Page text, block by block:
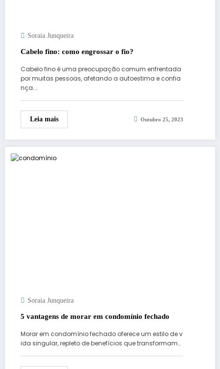
Soraia Junqueira
Cabelo fino: como engrossar o fio?
Cabelo fino é uma preocupação comum enfrentada
por muitas pessoas, afetando a autoestima e confia
nça.…
Leia mais Outubro 25, 2023
Soraia Junqueira
5 vantagens de morar em condomínio fechado
Morar em condomínio fechado oferece um estilo de v
ida singular, repleto de benefícios que transformam…